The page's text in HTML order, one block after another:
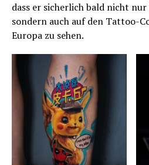
dass er sicherlich bald nicht
sondern auch auf den Tattoo-
Europa zu sehen.